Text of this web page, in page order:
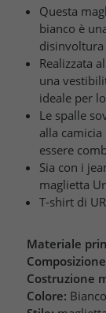
Questa
bianco è
disinvoltura
Realizzata
una
ideale per
Le spalle
alla
essere
Sia con i
maglietta
T-shirt di
Materiale
Costruzione
Colore: Bianco